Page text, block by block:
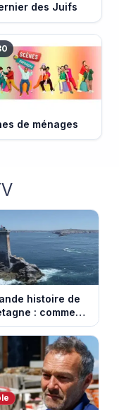
des Juifs
de ménages
histoire de
: comment
ont
leur culture
des décennies